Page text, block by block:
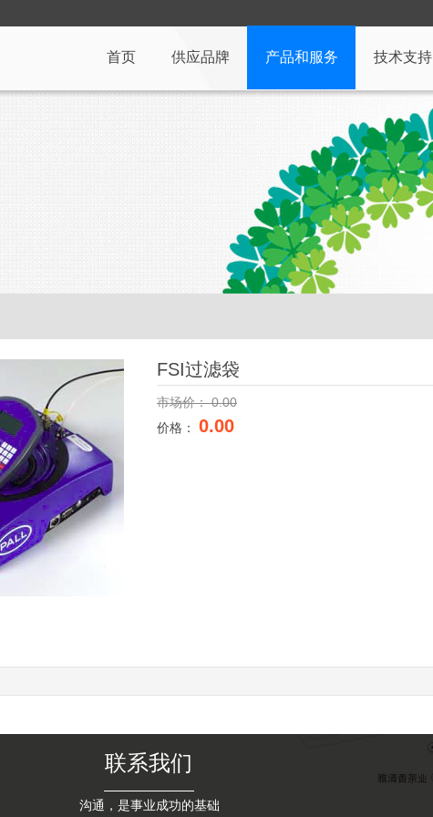
首页 供应品牌 产品和服务 技术支持
FSI过滤袋
市场价：0.00
价格： 0.00
联系我们
沟通，是事业成功的基础